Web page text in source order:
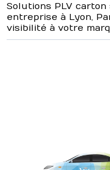
Solutions PLV
entreprise à Lyon,
visibilité à votre